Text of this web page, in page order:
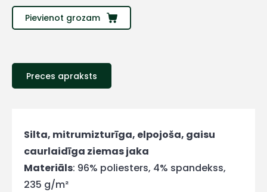
Pievienot grozam
Preces apraksts
Silta, mitrumizturīga, elpojoša, gaisu
caurlaidīga ziemas jaka
Materiāls: 96% poliesters, 4% spandekss,
235 g/m²
E-pasts